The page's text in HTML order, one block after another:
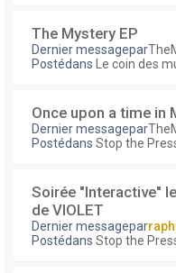
The Mystery EP
Dernier messagepar
Postédans
Le coin des
Once upon a time in
Dernier messagepar
Postédans Stop the
Soirée "Interactive"
de VIOLET
Dernier messagepar
Postédans Stop the